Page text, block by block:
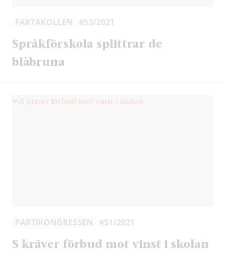
FAKTAKOLLEN #53/2021
Språkförskola splittrar de
blåbruna
PARTIKONGRESSEN #51/2021
S kräver förbud mot vinst i skolan